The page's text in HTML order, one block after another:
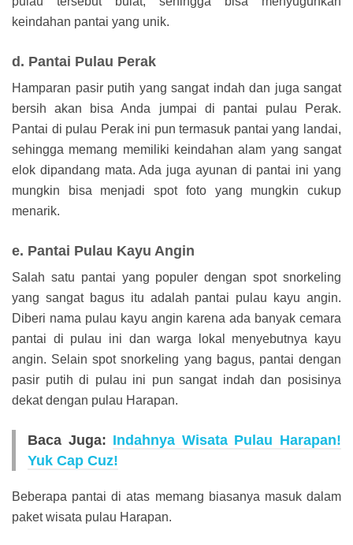
keindahan pantai yang unik.
d. Pantai Pulau Perak
Hamparan pasir putih yang sangat indah dan juga sangat
bersih akan bisa Anda jumpai di pantai pulau Perak.
Pantai di pulau Perak ini pun termasuk pantai yang landai,
sehingga memang memiliki keindahan alam yang sangat
elok dipandang mata. Ada juga ayunan di pantai ini yang
mungkin bisa menjadi spot foto yang mungkin cukup
menarik.
e. Pantai Pulau Kayu Angin
Salah satu pantai yang populer dengan spot snorkeling
yang sangat bagus itu adalah pantai pulau kayu angin.
Diberi nama pulau kayu angin karena ada banyak cemara
pantai di pulau ini dan warga lokal menyebutnya kayu
angin. Selain spot snorkeling yang bagus, pantai dengan
pasir putih di pulau ini pun sangat indah dan posisinya
dekat dengan pulau Harapan.
Baca Juga: Indahnya Wisata Pulau Harapan!
Yuk Cap Cuz!
Beberapa pantai di atas memang biasanya masuk dalam
paket wisata pulau Harapan.